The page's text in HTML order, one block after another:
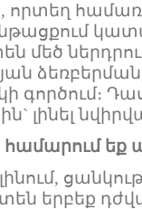
որտեղ
ներդրում
լինել
համարում եք
երբեք